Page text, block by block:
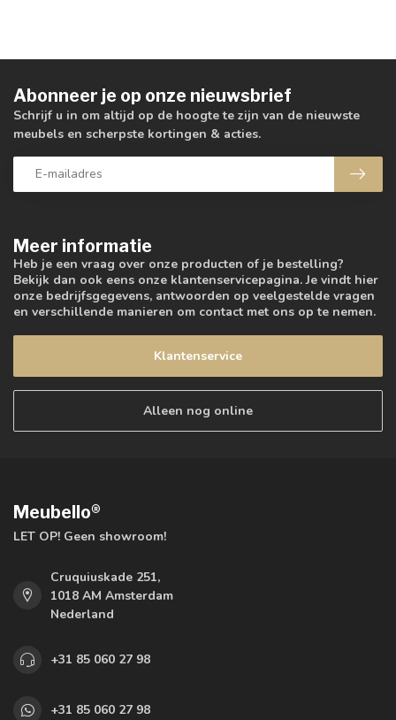
Meer informatie
Heb je een vraag over onze producten of je bestelling?
Bekijk dan ook eens onze klantenservicepagina. Je vindt hier
onze bedrijfsgegevens, antwoorden op veelgestelde vragen
en verschillende manieren om contact met ons op te nemen.
Klantenservice
Alleen nog online
Abonneer je op onze nieuwsbrief
Schrijf u in om altijd op de hoogte te zijn van de nieuwste
meubels en scherpste kortingen & acties.
Meubello®
LET OP! Geen showroom!
Cruquiuskade 251,
1018 AM Amsterdam
Nederland
+31 85 060 27 98
+31 85 060 27 98